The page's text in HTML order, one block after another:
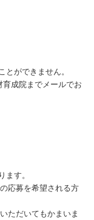
とができません。
育成院までメールでお
ます。
応募を希望される方
ただいてもかまいま